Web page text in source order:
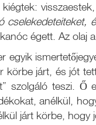
égett. Az olaj
egyik
körbe járt, és jót
szolgáló teszi.
anélkül,
járt körbe, hogy